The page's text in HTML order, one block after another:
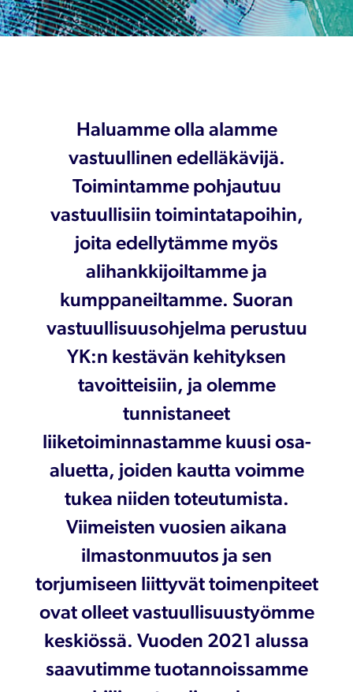
Haluamme olla alamme
vastuullinen edelläkävijä.
Toimintamme pohjautuu
vastuullisiin toimintatapoihin,
joita edellytämme myös
alihankkijoiltamme ja
kumppaneiltamme. Suoran
vastuullisuusohjelma perustuu
YK:n kestävän kehityksen
tavoitteisiin, ja olemme
tunnistaneet
liiketoiminnastamme kuusi osa-
aluetta, joiden kautta voimme
tukea niiden toteutumista.
Viimeisten vuosien aikana
ilmastonmuutos ja sen
torjumiseen liittyvät toimenpiteet
ovat olleet vastuullisuustyömme
keskiössä. Vuoden 2021 alussa
saavutimme tuotannoissamme